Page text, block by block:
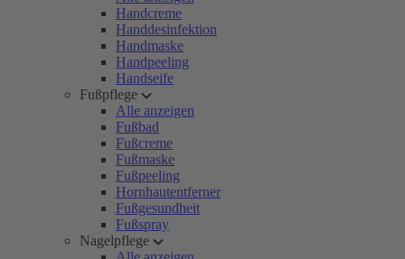
Handcreme
Handdesinfektion
Handmaske
Handpeeling
Handseife
Fußpflege
Alle anzeigen
Fußbad
Fußcreme
Fußmaske
Fußpeeling
Hornhautentferner
Fußgesundheit
Fußspray
Nagelpflege